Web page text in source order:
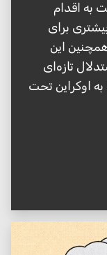
اقدام
برای
این
تازه‌ای
اوکراین تحت